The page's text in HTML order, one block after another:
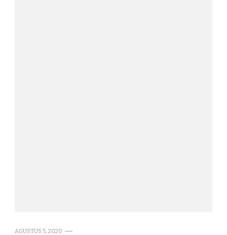
AGUSTUS 5, 2020